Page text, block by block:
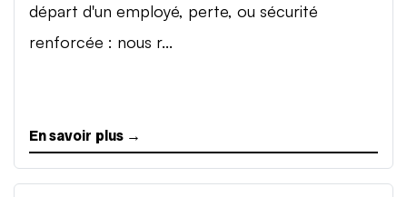
départ d'un employé, perte, ou sécurité
renforcée : nous r...
En savoir plus →